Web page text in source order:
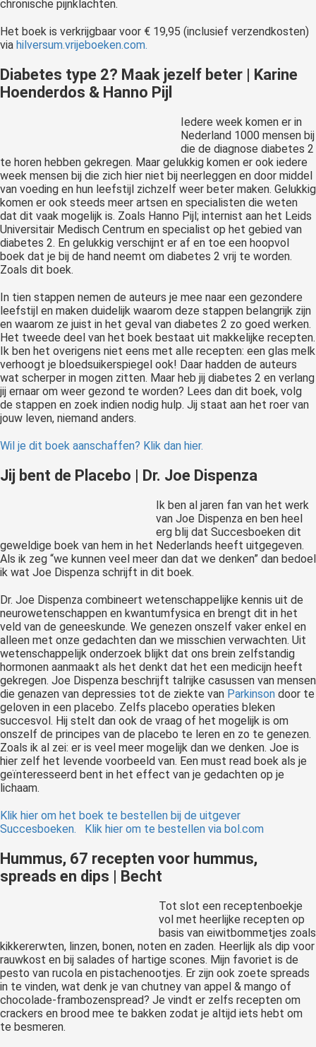
chronische pijnklachten.
Het boek is verkrijgbaar voor € 19,95 (inclusief verzendkosten)
via hilversum.vrijeboeken.com.
Diabetes type 2? Maak jezelf beter | Karine
Hoenderdos & Hanno Pijl
Iedere week komen er in
Nederland 1000 mensen bij
die de diagnose diabetes 2
te horen hebben gekregen. Maar gelukkig komen er ook iedere
week mensen bij die zich hier niet bij neerleggen en door middel
van voeding en hun leefstijl zichzelf weer beter maken. Gelukkig
komen er ook steeds meer artsen en specialisten die weten
dat dit vaak mogelijk is. Zoals Hanno Pijl; internist aan het Leids
Universitair Medisch Centrum en specialist op het gebied van
diabetes 2. En gelukkig verschijnt er af en toe een hoopvol
boek dat je bij de hand neemt om diabetes 2 vrij te worden.
Zoals dit boek.
In tien stappen nemen de auteurs je mee naar een gezondere
leefstijl en maken duidelijk waarom deze stappen belangrijk zijn
en waarom ze juist in het geval van diabetes 2 zo goed werken.
Het tweede deel van het boek bestaat uit makkelijke recepten.
Ik ben het overigens niet eens met alle recepten: een glas melk
verhoogt je bloedsuikerspiegel ook! Daar hadden de auteurs
wat scherper in mogen zitten. Maar heb jij diabetes 2 en verlang
jij ernaar om weer gezond te worden? Lees dan dit boek, volg
de stappen en zoek indien nodig hulp. Jij staat aan het roer van
jouw leven, niemand anders.
Wil je dit boek aanschaffen? Klik dan hier.
Jij bent de Placebo | Dr. Joe Dispenza
Ik ben al jaren fan van het werk
van Joe Dispenza en ben heel
erg blij dat Succesboeken dit
geweldige boek van hem in het Nederlands heeft uitgegeven.
Als ik zeg “we kunnen veel meer dan dat we denken” dan bedoel
ik wat Joe Dispenza schrijft in dit boek.
Dr. Joe Dispenza combineert wetenschappelijke kennis uit de
neurowetenschappen en kwantumfysica en brengt dit in het
veld van de geneeskunde. We genezen onszelf vaker enkel en
alleen met onze gedachten dan we misschien verwachten. Uit
wetenschappelijk onderzoek blijkt dat ons brein zelfstandig
hormonen aanmaakt als het denkt dat het een medicijn heeft
gekregen. Joe Dispenza beschrijft talrijke casussen van mensen
die genazen van depressies tot de ziekte van Parkinson door te
geloven in een placebo. Zelfs placebo operaties bleken
succesvol. Hij stelt dan ook de vraag of het mogelijk is om
onszelf de principes van de placebo te leren en zo te genezen.
Zoals ik al zei: er is veel meer mogelijk dan we denken. Joe is
hier zelf het levende voorbeeld van. Een must read boek als je
geïnteresseerd bent in het effect van je gedachten op je
lichaam.
Klik hier om het boek te bestellen bij de uitgever
Succesboeken.
Klik hier om te bestellen via bol.com
Hummus, 67 recepten voor hummus,
spreads en dips | Becht
Tot slot een receptenboekje
vol met heerlijke recepten op
basis van eiwitbommetjes zoals
kikkererwten, linzen, bonen, noten en zaden. Heerlijk als dip voor
rauwkost en bij salades of hartige scones. Mijn favoriet is de
pesto van rucola en pistachenootjes. Er zijn ook zoete spreads
in te vinden, wat denk je van chutney van appel & mango of
chocolade-frambozenspread? Je vindt er zelfs recepten om
crackers en brood mee te bakken zodat je altijd iets hebt om
te besmeren.